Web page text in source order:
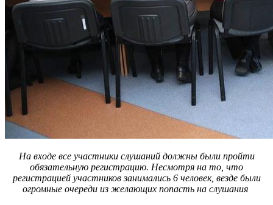
На входе все участники слушаний должны были пройти
обязательную регистрацию. Несмотря на то, что
регистрацией участников занимались 6 человек, везде были
огромные очереди из желающих попасть на слушания